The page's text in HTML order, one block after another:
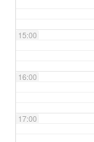
15:00
16:00
17:00